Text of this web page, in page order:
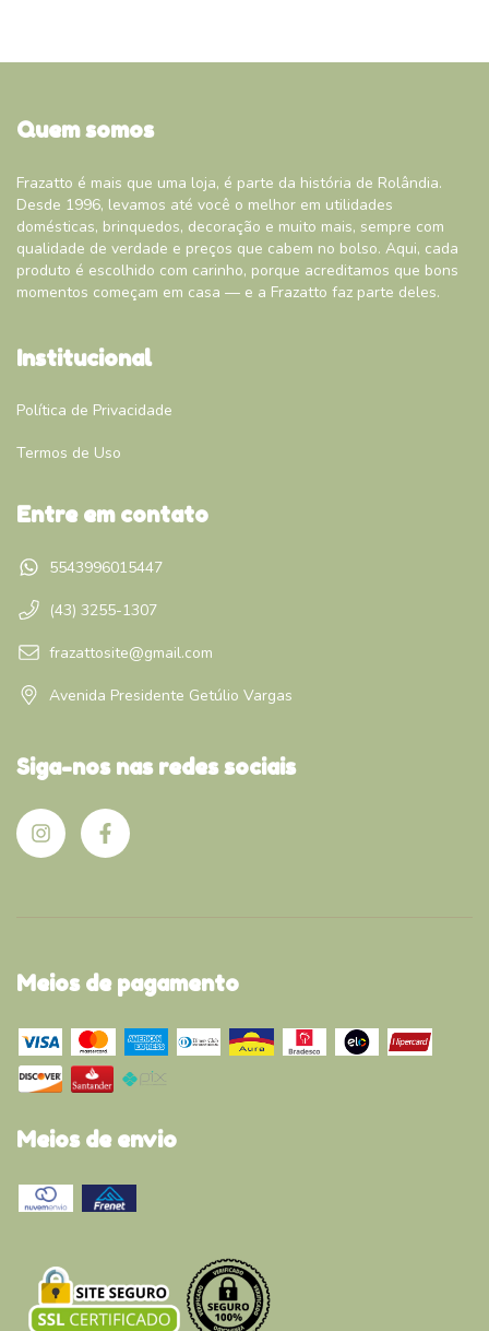
Quem somos
Frazatto é mais que uma loja, é parte da história de Rolândia.
Desde 1996, levamos até você o melhor em utilidades
domésticas, brinquedos, decoração e muito mais, sempre com
qualidade de verdade e preços que cabem no bolso. Aqui, cada
produto é escolhido com carinho, porque acreditamos que bons
momentos começam em casa — e a Frazatto faz parte deles.
Institucional
Política de Privacidade
Termos de Uso
Entre em contato
5543996015447
(43) 3255-1307
frazattosite@gmail.com
Avenida Presidente Getúlio Vargas
Siga-nos nas redes sociais
Meios de pagamento
Meios de envio